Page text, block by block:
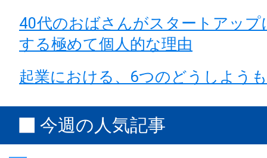
40代のおばさんがスタートアップ
する極めて個人的な理由
起業における、6つのどうしよう
今週の人気記事